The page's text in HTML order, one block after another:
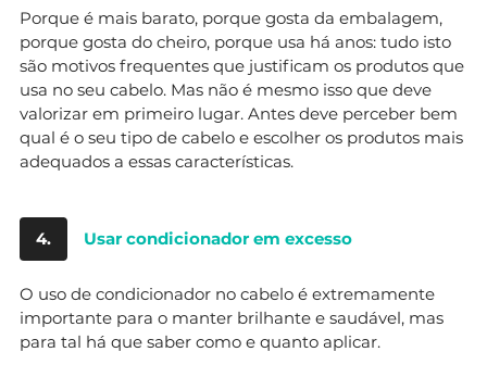
Porque é mais barato, porque gosta da embalagem,
porque gosta do cheiro, porque usa há anos: tudo isto
são motivos frequentes que justificam os produtos que
usa no seu cabelo. Mas não é mesmo isso que deve
valorizar em primeiro lugar. Antes deve perceber bem
qual é o seu tipo de cabelo e escolher os produtos mais
adequados a essas características.
4. Usar condicionador em excesso
O uso de condicionador no cabelo é extremamente
importante para o manter brilhante e saudável, mas
para tal há que saber como e quanto aplicar.